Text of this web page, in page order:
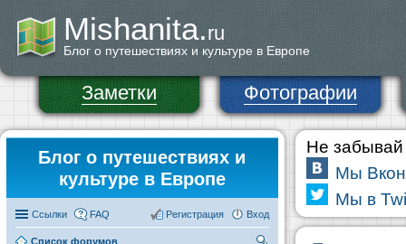
Mishanita.ru
Блог о путешествиях и культуре в Европе
Заметки Фотографии
Блог о путешествиях и
культуре в Европе
Ссылки FAQ Вход
Регистрация
Список форумов
Не забывай
Мы
Мы в